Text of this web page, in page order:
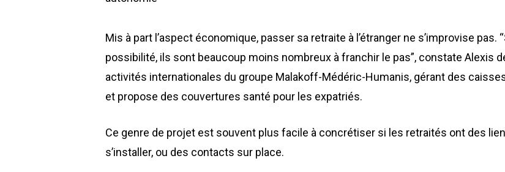
Mis à part l’aspect économique, passer sa retraite à l’étranger ne s’improvise
possibilité, ils sont beaucoup moins nombreux à franchir le pas”, constate Alexis
activités internationales du groupe Malakoff-Médéric-Humanis, gérant des
et propose des couvertures santé pour les expatriés.
Ce genre de projet est souvent plus facile à concrétiser si les retraités ont des
s’installer, ou des contacts sur place.